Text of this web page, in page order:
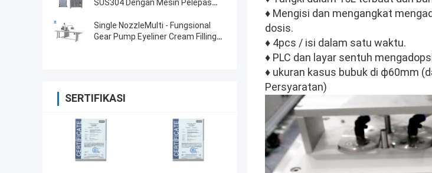
SUS304 Dengan Mesin Pelepas
Single NozzleMulti - Fungsional
Gear Pump Eyeliner Cream Filling
SERTIFIKASI
♦ Mengisi dan mengangkat
dosis.
♦ 4pcs / isi dalam satu waktu.
♦ PLC dan layar sentuh
♦ ukuran kasus bubuk di ф60mm
Persyaratan)